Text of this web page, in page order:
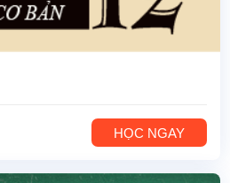
HỌC NGAY